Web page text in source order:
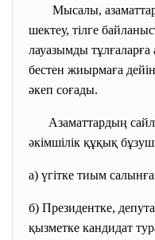
Мысалы,
шектеу, тілге
лауазымды тұлғаларға
бестен жиырмаға
әкеп соғады.
Азаматтардың
әкімшілік құқық
а) үгітке тиым
б) Президентке,
қызметке кандидат